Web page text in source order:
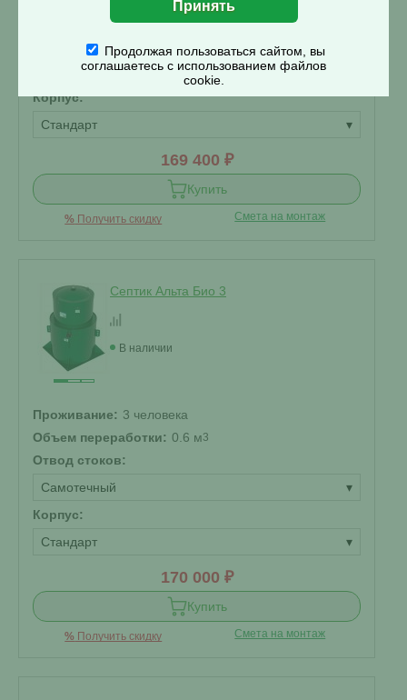
Объем переработки: 0.6 м
Отвод стоков:
самотечный
Корпус:
Стандарт
▾
169 400 ₽
Купить
% Получить скидку Смета на монтаж
Септик Альта Био 3
В наличии
Проживание: 3 человека
Объем переработки: 0.6 м3
Отвод стоков:
Самотечный
▾
Корпус:
Стандарт
▾
170 000 ₽
Купить
% Получить скидку Смета на монтаж
Продолжая пользоваться сайтом, вы
соглашаетесь с использованием файлов
cookie.